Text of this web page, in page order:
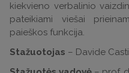
kiekvieno verbalinio
pateikiami viešai
paieškos funkcija.
Stažuotojas – Davide